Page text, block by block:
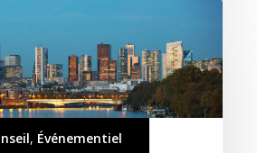
, Événementiel